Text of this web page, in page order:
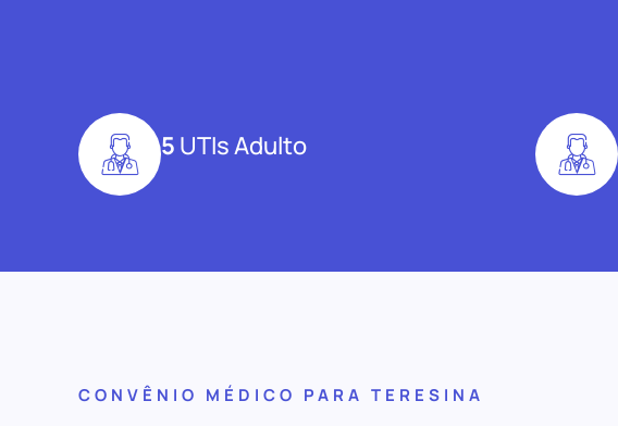
5 UTIs Adulto
CONVÊNIO MÉDICO PARA TERESINA